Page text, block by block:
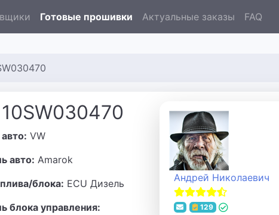
Готовые прошивки Актуальные заказы FAQ
VW
авто: Amarok
блока: ECU Дизель
блока управления:
Андрей Николаевич
129